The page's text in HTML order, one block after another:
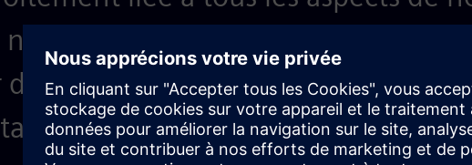
pousse à innover, à nous
des défis. C'est pourquoi ces